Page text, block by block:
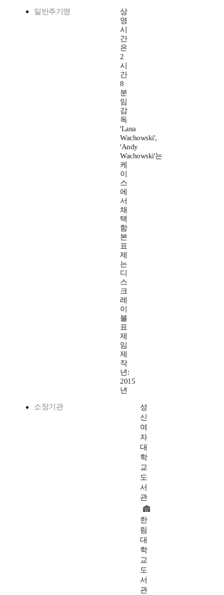
일반주기명
상
영
시
간
은
2
시
간
8
분
임
감
독
'Lana
Wachowski',
'Andy
Wachowski'는
케
이
스
에
서
채
택
함
본
표
제
는
디
스
크
레
이
블
표
제
임
제
작
년:
2015
년
소장기관
성
신
여
자
대
학
교
도
서
관
한
림
대
학
교
도
서
관